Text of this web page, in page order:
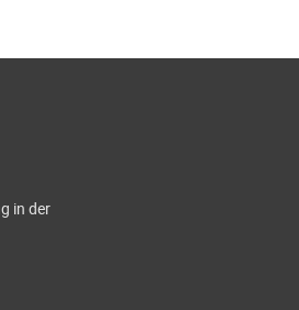
in der